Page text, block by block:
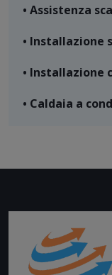
• Assistenza
• Installazione
• Installazione
• Caldaia a